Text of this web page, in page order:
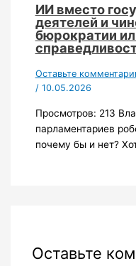
ИИ вместо
деятелей и
бюрократии
Оставьте
/ 10.05.2026
Просмотров: 213
парламентариев
почему бы и нет?
Оставьте